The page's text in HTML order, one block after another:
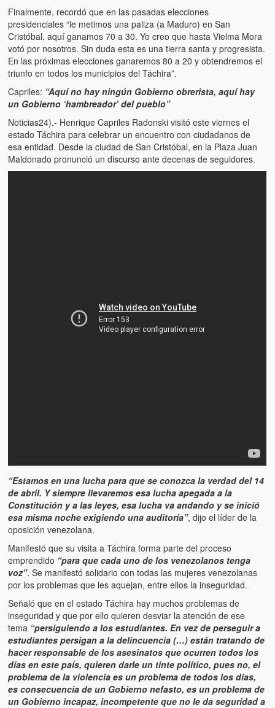
Finalmente, recordó que en las pasadas elecciones
presidenciales “le metimos una paliza (a Maduro) en San
Cristóbal, aquí ganamos 70 a 30. Yo creo que hasta Vielma Mora
votó por nosotros. Sin duda esta es una tierra santa y progresista.
En las próximas elecciones ganaremos 80 a 20 y obtendremos el
triunfo en todos los municipios del Táchira”.
Capriles: “Aquí no hay ningún Gobierno obrerista, aquí hay
un Gobierno ‘hambreador’ del pueblo”
Noticias24).- Henrique Capriles Radonski visitó este viernes el
estado Táchira para celebrar un encuentro con ciudadanos de
esa entidad. Desde la ciudad de San Cristóbal, en la Plaza Juan
Maldonado pronunció un discurso ante decenas de seguidores.
“Estamos en una lucha para que se conozca la verdad del 14
de abril. Y siempre llevaremos esa lucha apegada a la
Constitución y a las leyes, esa lucha va andando y se inició
esa misma noche exigiendo una auditoría”, dijo el líder de la
oposición venezolana.
Manifestó que su visita a Táchira forma parte del proceso
emprendido “para que cada uno de los venezolanos tenga
voz”. Se manifestó solidario con todas las mujeres venezolanas
por los problemas que les aquejan, entre ellos la inseguridad.
Señaló que en el estado Táchira hay muchos problemas de
inseguridad y que por ello quieren desviar la atención de ese
tema “persiguiendo a los estudiantes. En vez de perseguir a
estudiantes persigan a la delincuencia (…) están tratando de
hacer responsable de los asesinatos que ocurren todos los
días en este país, quieren darle un tinte político, pues no, el
problema de la violencia es un problema de todos los días,
es consecuencia de un Gobierno nefasto, es un problema de
un Gobierno incapaz, incompetente que no le da seguridad a